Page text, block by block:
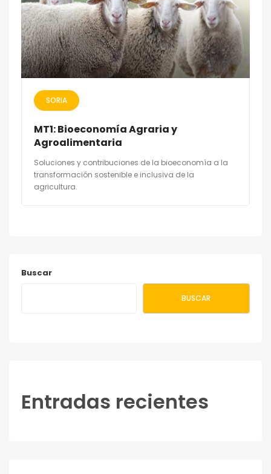
SORIA
MT1: Bioeconomía Agraria y
Agroalimentaria
Soluciones y contribuciones de la bioeconomía a la
transformación sostenible e inclusiva de la
agricultura.
Buscar
BUSCAR
Entradas recientes